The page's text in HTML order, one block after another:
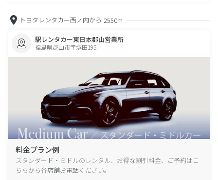
トヨタレンタカー西ノ内から 2550m
駅レンタカー東日本郡山営業所
福島県郡山市字燧田195
料金プラン例
スタンダード・ミドルのレンタル、お得な割引料金、ご予約はこ
ちらから各店舗お電話ください。